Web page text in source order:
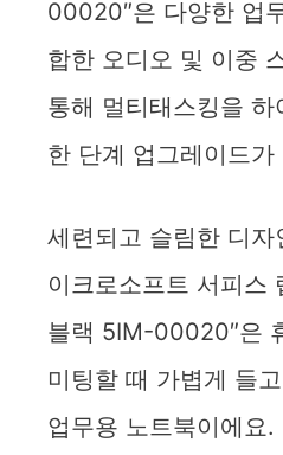
00020″은 다양한 업
합한 오디오 및 이중
통해 멀티태스킹을
한 단계 업그레이드가
세련되고 슬림한 디자
이크로소프트 서피스
블랙 5IM-00020″은
미팅할 때 가볍게 들
업무용 노트북이에요.